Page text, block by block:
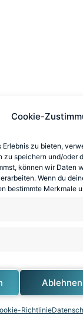
Cookie-
Erlebnis zu bieten,
zu speichern und/oder
können wir Daten
Wenn du
bestimmte Merkmale
Ablehnen
Richtlinie